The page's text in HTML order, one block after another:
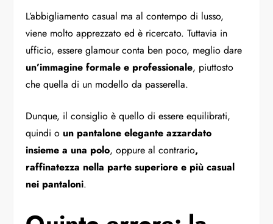
L’abbigliamento casual ma al contempo di lusso,
viene molto apprezzato ed è ricercato. Tuttavia in
ufficio, essere glamour conta ben poco, meglio dare
un’immagine formale e professionale, piuttosto
che quella di un modello da passerella.
Dunque, il consiglio è quello di essere equilibrati,
quindi o un pantalone elegante azzardato
insieme a una polo, oppure al contrario,
raffinatezza nella parte superiore e più casual
nei pantaloni.